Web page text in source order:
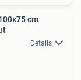
cm
Details